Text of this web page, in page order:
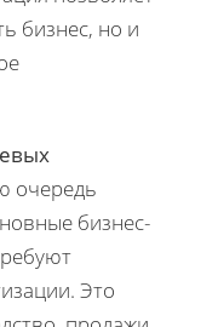
бизнес, но и
очередь
бизнес-
Это